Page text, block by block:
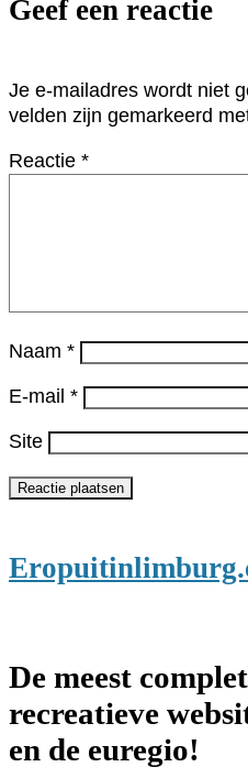
Geef een reactie
Je e-mailadres wordt niet
velden zijn gemarkeerd
Reactie *
Naam *
E-mail *
Site
De meest
recreatieve
en de euregio!